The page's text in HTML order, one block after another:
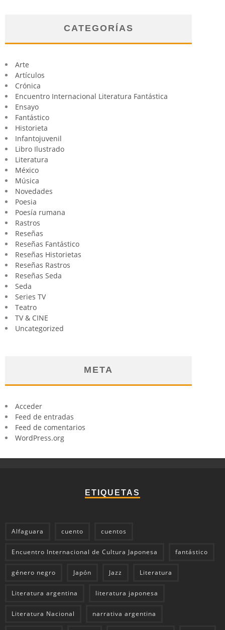
CATEGORÍAS
Arte
Artículos
Crónica
Encuentro Internacional Literatura Fantástica
Ensayo
Fantástico
Historieta
Infantojuvenil
Libro Ilustrado
Literatura
México
Música
Novedades
Poesia
Poesía rumana
Rastros
Reseñas
Reseñas Fantástico
Reseñas Historietas
Reseñas Rastros
Reseñas Seda
Seda
Series TV
Teatro
TV & CINE
Uncategorized
META
Acceder
Feed de entradas
Feed de comentarios
WordPress.org
ETIQUETAS
Alfaguara cuento cuentos
Encuentro Internacional de Cultura Japonesa fantástico
género negro Japón Jazz Literatura
Literatura argentina literatura japonesa
Literatura Nacional narrativa argentina